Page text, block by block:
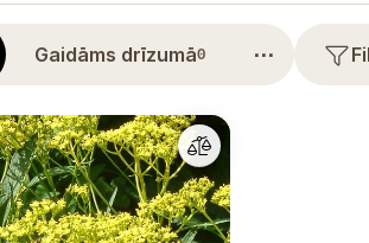
Gaidāms drīzumā0 ⋯